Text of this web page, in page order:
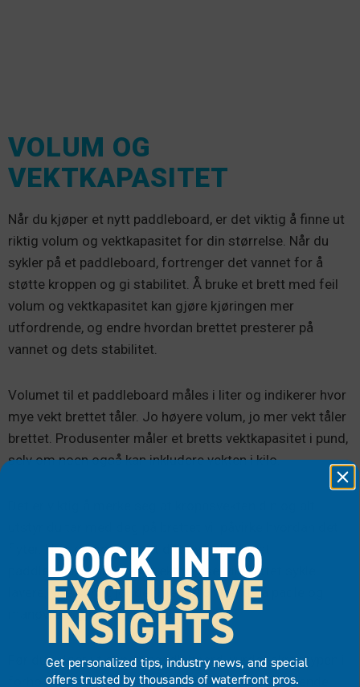
VOLUM OG
VEKTKAPASITET
Når du kjøper et nytt paddleboard, er det viktig å finne ut
riktig volum og vektkapasitet for din størrelse. Når du
sykler på et paddleboard, fortrenger det vannet for å
støtte kroppen og gi stabilitet. Å bruke et brett med feil
volum og vektkapasitet kan gjøre kjøringen mer
utfordrende, og endre hvordan brettet presterer på
vannet og dets stabilitet.
Volumet til et paddleboard måles i liter og indikerer hvor
mye vekt brettet tåler. Jo høyere volum, jo mer vekt tåler
brettet. Produsenter måler et bretts vektkapasitet i pund,
selv om noen også kan inkludere vekten i kilo.
flyter. Hvis du og utstyret ditt overskrider et
paddleboards praktiske vektgrense, vil brettet sykle
lavere, noe som gjør det mer utfordrende å padle og
manøvrere gjennom vannet.
Før du velger ut et nytt paddleboard, vurder skrogtypen i
forhold til volum og vektkapasitet. De fleste planende
DOCK INTO
EXCLUSIVE
INSIGHTS
Get personalized tips, industry news, and special
offers trusted by thousands of waterfront pros.